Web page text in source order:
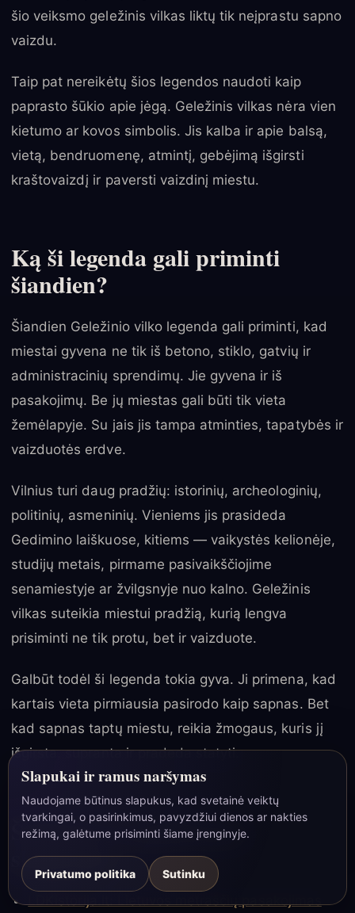
šio veiksmo geležinis vilkas liktų tik neįprastu sapno
vaizdu.
Taip pat nereikėtų šios legendos naudoti kaip
paprasto šūkio apie jėgą. Geležinis vilkas nėra vien
kietumo ar kovos simbolis. Jis kalba ir apie balsą,
vietą, bendruomenę, atmintį, gebėjimą išgirsti
kraštovaizdį ir paversti vaizdinį miestu.
Ką ši legenda gali priminti
šiandien?
Šiandien Geležinio vilko legenda gali priminti, kad
miestai gyvena ne tik iš betono, stiklo, gatvių ir
administracinių sprendimų. Jie gyvena ir iš
pasakojimų. Be jų miestas gali būti tik vieta
žemėlapyje. Su jais jis tampa atminties, tapatybės ir
vaizduotės erdve.
Vilnius turi daug pradžių: istorinių, archeologinių,
politinių, asmeninių. Vieniems jis prasideda
Gedimino laiškuose, kitiems — vaikystės kelionėje,
studijų metais, pirmame pasivaikščiojime
senamiestyje ar žvilgsnyje nuo kalno. Geležinis
vilkas suteikia miestui pradžią, kurią lengva
prisiminti ne tik protu, bet ir vaizduote.
Galbūt todėl ši legenda tokia gyva. Ji primena, kad
kartais vieta pirmiausia pasirodo kaip sapnas. Bet
kad sapnas taptų miestu, reikia žmogaus, kuris jį
išgirsta, supranta ir pradeda statyti.
Šaltiniai ir papildomas
skaitymas
Slapukai ir ramus naršymas
Naudojame būtinus slapukus, kad svetainė veiktų
tvarkingai, o pasirinkimus, pavyzdžiui dienos ar nakties
režimą, galėtume prisiminti šiame įrenginyje.
Privatumo politika Sutinku